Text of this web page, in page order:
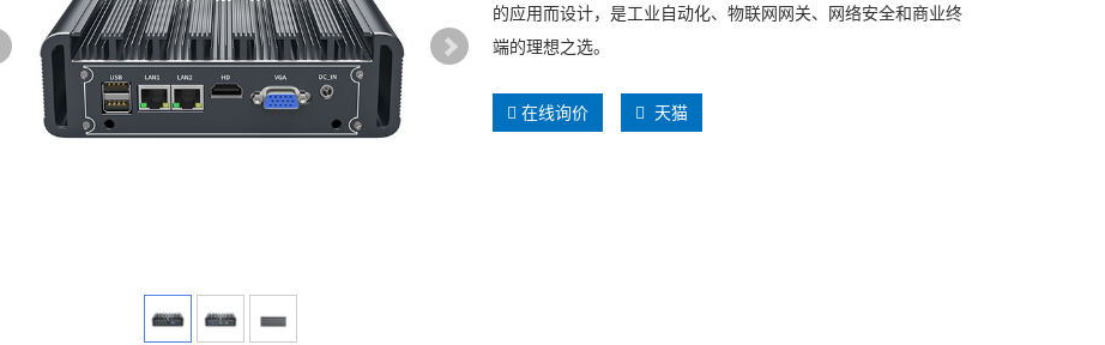
的应用而设计，是工业自动化、物联网网关、网络安全和商业终
端的理想之选。
在线询价 天猫